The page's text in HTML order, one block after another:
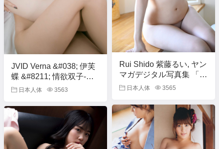
Rui Shido 紫藤るい, ヤン
マガデジタル写真集 「１
４０Ｐ完全版 ＮＥＸＴ推
Set.04
日本人体 3565
JVID Verna &#038; 伊芙
蝶 &#8211; 情欲双子-鹿
女派对后的3P愿望
日本人体 3563